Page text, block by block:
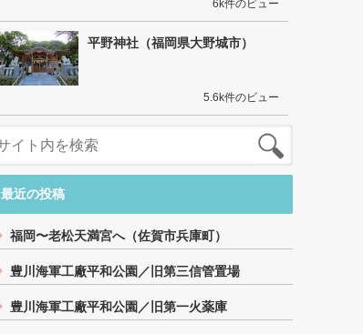
6k件のビュー
平野神社（福岡県大野城市）
5.6k件のビュー
最近の投稿
福岡〜老松天満宮へ（佐賀市兵庫町）
豊川海軍工廠平和公園／旧第三信管置場
豊川海軍工廠平和公園／旧第一火薬庫